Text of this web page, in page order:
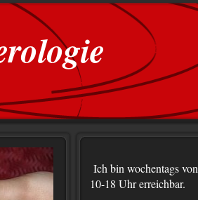
Ich bin wochentags von
10-18 Uhr erreichbar.